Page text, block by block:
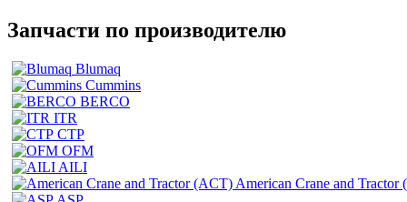
Запчасти по производителю
Blumaq
Cummins
BERCO
ITR
CTP
OFM
AILI
American Crane and Tractor